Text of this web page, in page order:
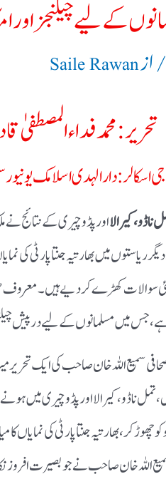
کے لیے چیلنجز اور
/ ازSaile Rawan
تحریر: محمد فداء المصطفیٰ
اسکالر: دارالہدی اسلامک
ناڈو، کیرالااور پڈوچیری کے نتائج نے
ریاستوں میں بھارتیہ جنتا پارٹی کی
سے کئی سوالات کھڑے کر دیے ہیں۔
جس میں مسلمانوں کے لیے درپیش
سمیع اللہ خان صاحب کی ایک
تمل ناڈو، کیرالا اور پڈوچیری میں
چھوڑ کر، بھارتیہ جنتا پارٹی کی
اللہ خان صاحب نے جو بصیرت افروز